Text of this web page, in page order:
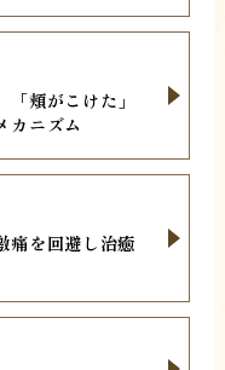
頬がこけた」
カニズム
痛を回避し治癒